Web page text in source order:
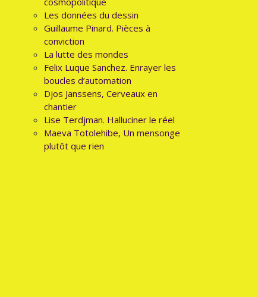
Les données du dessin
Guillaume Pinard. Pièces à
conviction
La lutte des mondes
Felix Luque Sanchez. Enrayer les
boucles d’automation
Djos Janssens, Cerveaux en
chantier
Lise Terdjman. Halluciner le réel
Maeva Totolehibe, Un mensonge
plutôt que rien